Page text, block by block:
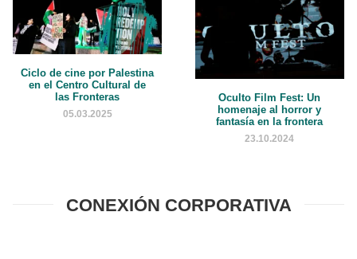
Ciclo de cine por Palestina
en el Centro Cultural de
las Fronteras
05.03.2025
Oculto Film Fest: Un
homenaje al horror y
fantasía en la frontera
23.10.2024
CONEXIÓN CORPORATIVA